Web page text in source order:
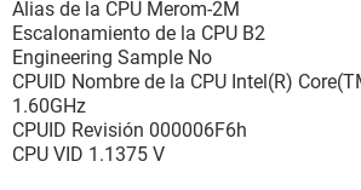
Alias de la CPU Merom-2M
Escalonamiento de la CPU B2
Engineering Sample No
CPUID Nombre de la CPU Intel(R)
1.60GHz
CPUID Revisión 000006F6h
CPU VID 1.1375 V